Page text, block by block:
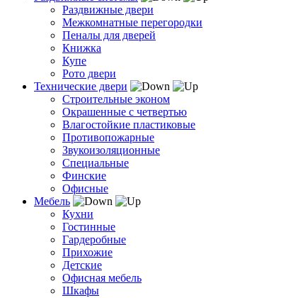
Раздвижные двери
Межкомнатные перегородки
Пеналы для дверей
Книжка
Купе
Рото двери
Технические двери
Строительные эконом
Окрашенные с четвертью
Влагостойкие пластиковые
Противопожарные
Звукоизоляционные
Специальные
Финские
Офисные
Мебель
Кухни
Гостинные
Гардеробные
Прихожие
Детские
Офисная мебель
Шкафы